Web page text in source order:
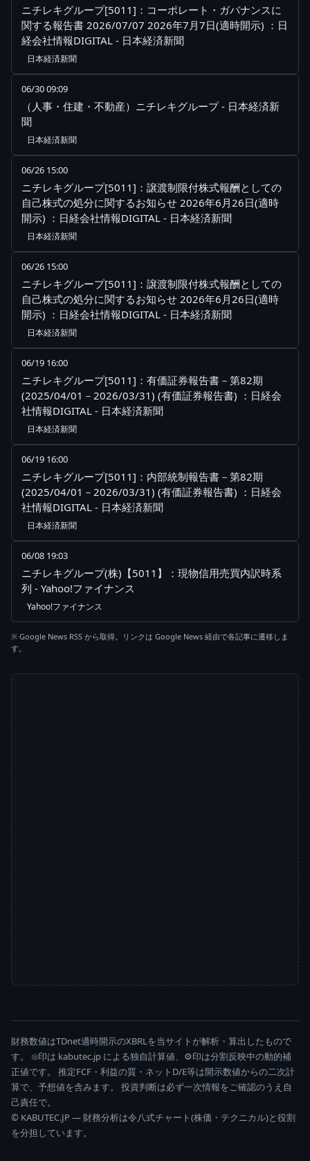
ニチレキグループ[5011]：コーポレート・ガバナンスに
関する報告書 2026/07/07 2026年7月7日(適時開示) ：日
経会社情報DIGITAL - 日本経済新聞
日本経済新聞
06/30 09:09
（人事・住建・不動産）ニチレキグループ - 日本経済新
聞
日本経済新聞
06/26 15:00
ニチレキグループ[5011]：譲渡制限付株式報酬としての
自己株式の処分に関するお知らせ 2026年6月26日(適時
開示) ：日経会社情報DIGITAL - 日本経済新聞
日本経済新聞
06/26 15:00
ニチレキグループ[5011]：譲渡制限付株式報酬としての
自己株式の処分に関するお知らせ 2026年6月26日(適時
開示) ：日経会社情報DIGITAL - 日本経済新聞
日本経済新聞
06/19 16:00
ニチレキグループ[5011]：有価証券報告書－第82期
(2025/04/01－2026/03/31) (有価証券報告書) ：日経会
社情報DIGITAL - 日本経済新聞
日本経済新聞
06/19 16:00
ニチレキグループ[5011]：内部統制報告書－第82期
(2025/04/01－2026/03/31) (有価証券報告書) ：日経会
社情報DIGITAL - 日本経済新聞
日本経済新聞
06/08 19:03
ニチレキグループ(株)【5011】：現物信用売買内訳時系
列 - Yahoo!ファイナンス
Yahoo!ファイナンス
※ Google News RSS から取得。リンクは Google News 経由で各記事に遷移しま
す。
財務数値はTDnet適時開示のXBRLを当サイトが解析・算出したもので
す。 ⊙印は kabutec.jp による独自計算値、⚙印は分割反映中の動的補
正値です。 推定FCF・利益の質・ネットD/E等は開示数値からの二次計
算で、予想値を含みます。 投資判断は必ず一次情報をご確認のうえ自
己責任で。
© KABUTEC.JP — 財務分析は令八式チャート(株価・テクニカル)と役割
を分担しています。